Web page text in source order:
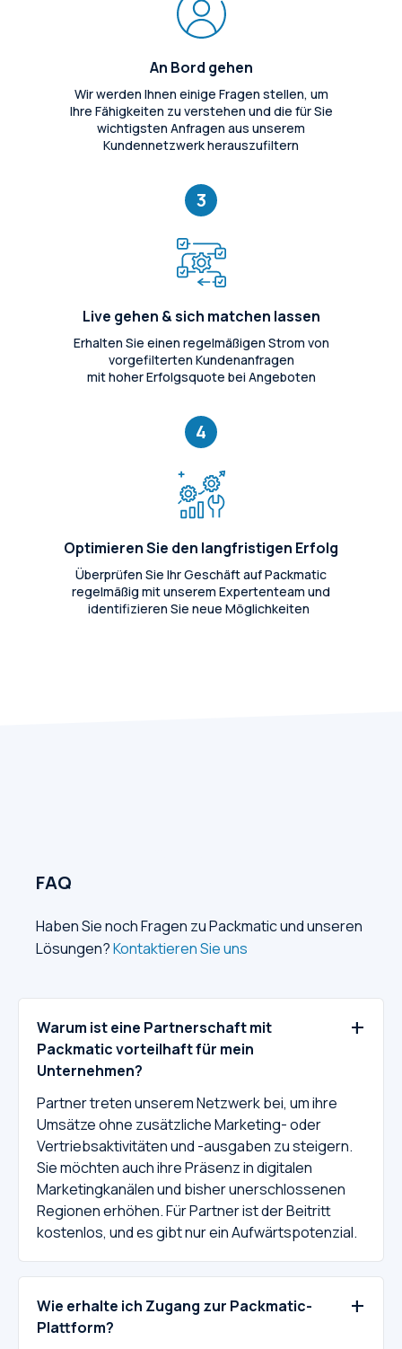
An Bord gehen
Wir werden Ihnen einige Fragen stellen, um
Ihre Fähigkeiten zu verstehen und die für Sie
wichtigsten Anfragen aus unserem
Kundennetzwerk herauszufiltern
3
Live gehen & sich matchen lassen
Erhalten Sie einen regelmäßigen Strom von
vorgefilterten Kundenanfragen
mit hoher Erfolgsquote bei Angeboten
4
Optimieren Sie den langfristigen Erfolg
Überprüfen Sie Ihr Geschäft auf Packmatic
regelmäßig mit unserem Expertenteam und
identifizieren Sie neue Möglichkeiten
FAQ
Haben Sie noch Fragen zu Packmatic und unseren
Lösungen?Kontaktieren Sie uns
Warum ist eine Partnerschaft mit
Packmatic vorteilhaft für mein
Unternehmen?
+
Partner treten unserem Netzwerk bei, um ihre
Umsätze ohne zusätzliche Marketing- oder
Vertriebsaktivitäten und -ausgaben zu steigern.
Sie möchten auch ihre Präsenz in digitalen
Marketingkanälen und bisher unerschlossenen
Regionen erhöhen. Für Partner ist der Beitritt
kostenlos, und es gibt nur ein Aufwärtspotenzial.
Wie erhalte ich Zugang zur Packmatic-
Plattform?
+